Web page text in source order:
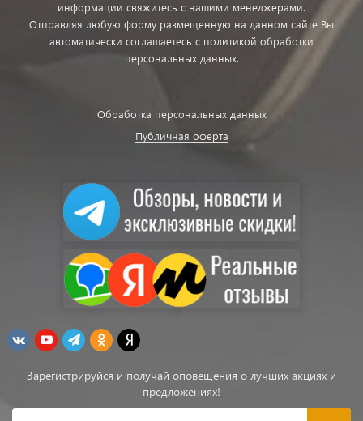
информации свяжитесь с нашими менеджерами.
Отправляя любую форму размещенную на данном сайте Вы
автоматически соглашаетесь с политикой обработки
персональных данных.
Обработка персональных данных
Публичная оферта
Зарегистрируйся и получай оповещения о лучших акциях и
предложениях!